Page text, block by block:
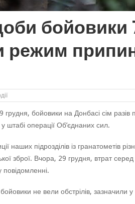
бойовики
режим
грудня, бойовики на Донбасі сім
штабі операції Об’єднаних сил.
наших підрозділів із гранатометів
зброї. Вчора, 29 грудня, втрат
не вели обстрілів, зазначили у